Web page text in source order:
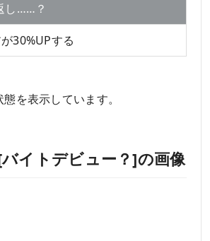
し……？
30%UPする
を表示しています。
イトデビュー？]の画像